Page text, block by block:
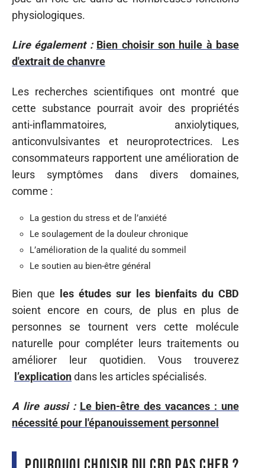
physiologiques.
Lire également : Bien choisir son huile à base
d'extrait de chanvre
Les recherches scientifiques ont montré que
cette substance pourrait avoir des propriétés
anti-inflammatoires, anxiolytiques,
anticonvulsivantes et neuroprotectrices. Les
consommateurs rapportent une amélioration de
leurs symptômes dans divers domaines,
comme :
La gestion du stress et de l’anxiété
Le soulagement de la douleur chronique
L’amélioration de la qualité du sommeil
Le soutien au bien-être général
Bien que les études sur les bienfaits du CBD
soient encore en cours, de plus en plus de
personnes se tournent vers cette molécule
naturelle pour compléter leurs traitements ou
améliorer leur quotidien. Vous trouverez
l’explicationdans les articles spécialisés.
A lire aussi : Le bien-être des vacances : une
nécessité pour l'épanouissement personnel